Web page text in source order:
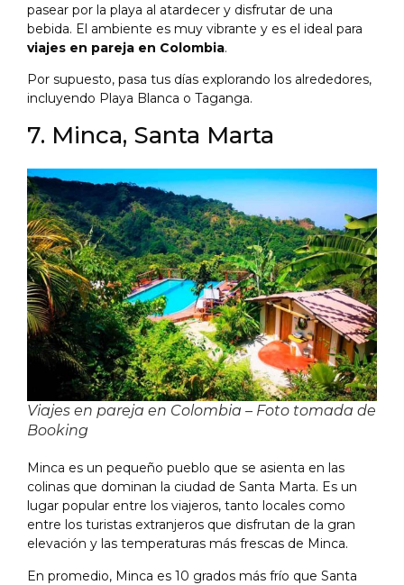
pasear por la playa al atardecer y disfrutar de una
bebida. El ambiente es muy vibrante y es el ideal para
viajes en pareja en Colombia.
Por supuesto, pasa tus días explorando los alrededores,
incluyendo Playa Blanca o Taganga.
7. Minca, Santa Marta
Viajes en pareja en Colombia – Foto tomada de
Booking
Minca es un pequeño pueblo que se asienta en las
colinas que dominan la ciudad de Santa Marta. Es un
lugar popular entre los viajeros, tanto locales como
entre los turistas extranjeros que disfrutan de la gran
elevación y las temperaturas más frescas de Minca.
En promedio, Minca es 10 grados más frío que Santa